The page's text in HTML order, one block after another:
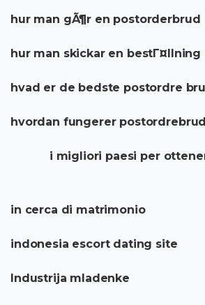
hur man gÃ¶r en postorderbrud
hur man skickar en bestГ¤llning
hvad er de bedste postordre
hvordan fungerer
i migliori paesi per
in cerca di matrimonio
indonesia escort dating site
Industrija mladenke